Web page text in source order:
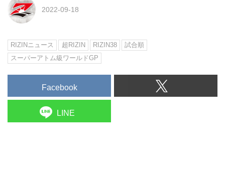
2022-09-18
RIZINニュース 超RIZIN RIZIN38
試合順
スーパーアトム級ワールドGP
Facebook
LINE